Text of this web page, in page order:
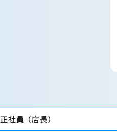
正社員（店長）